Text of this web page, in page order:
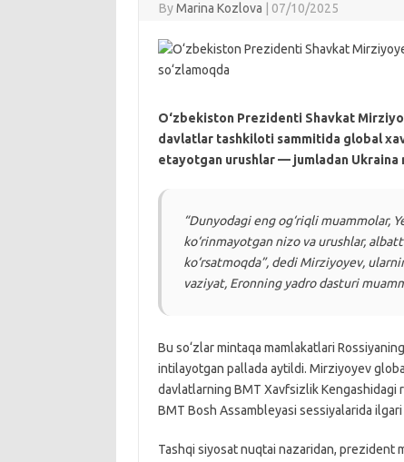
By Marina Kozlova 07/10/2025
O‘zbekiston Prezidenti Shavkat
davlatlar tashkiloti sammitida global
etayotgan urushlar — jumladan
“Dunyodagi eng og‘riqli muammolar,
ko‘rinmayotgan nizo va urushlar,
ko‘rsatmoqda”, dedi Mirziyoyev,
vaziyat, Eronning yadro dasturi
Bu so‘zlar mintaqa mamlakatlari
intilayotgan pallada aytildi. Mirziyoyev
davlatlarning BMT Xavfsizlik
BMT Bosh Assambleyasi sessiyalarida
Tashqi siyosat nuqtai nazaridan, prezident